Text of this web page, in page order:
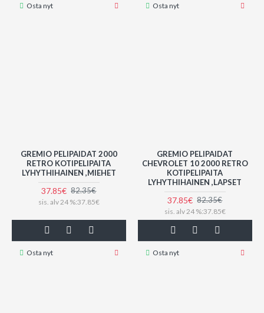
Osta nyt Osta nyt
GREMIO PELIPAIDAT 2000
RETRO KOTIPELIPAITA
LYHYTHIHAINEN ,MIEHET
37.85€ 82.35€
sis. alv 24 %:37.85€
Osta nyt
GREMIO PELIPAIDAT
CHEVROLET 10 2000 RETRO
KOTIPELIPAITA
LYHYTHIHAINEN ,LAPSET
37.85€ 82.35€
sis. alv 24 %:37.85€
Osta nyt